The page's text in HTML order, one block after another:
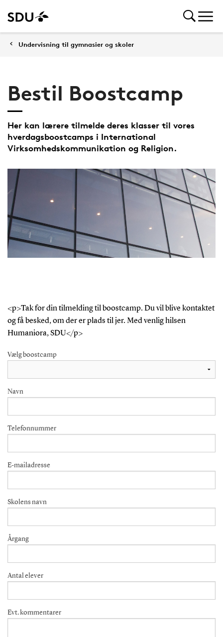
Undervisning til gymnasier og skoler
Bestil Boostcamp
Her kan lærere tilmelde deres klasser til vores
hverdagsboostcamps i International
Virksomhedskommunikation og Religion.
<p>Tak for din tilmelding til boostcamp. Du vil blive kontaktet
og få besked, om der er plads til jer. Med venlig hilsen
Humaniora, SDU</p>
Vælg boostcamp
Navn
Telefonnummer
E-mailadresse
Skolens navn
Årgang
Antal elever
Evt. kommentarer